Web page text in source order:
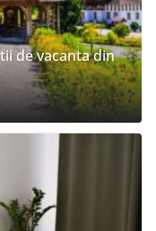
de vacanta din